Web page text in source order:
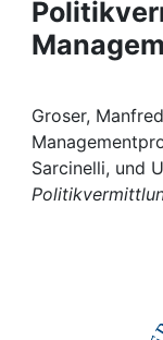
People
Awards
Groser,
Sarcinelli, und